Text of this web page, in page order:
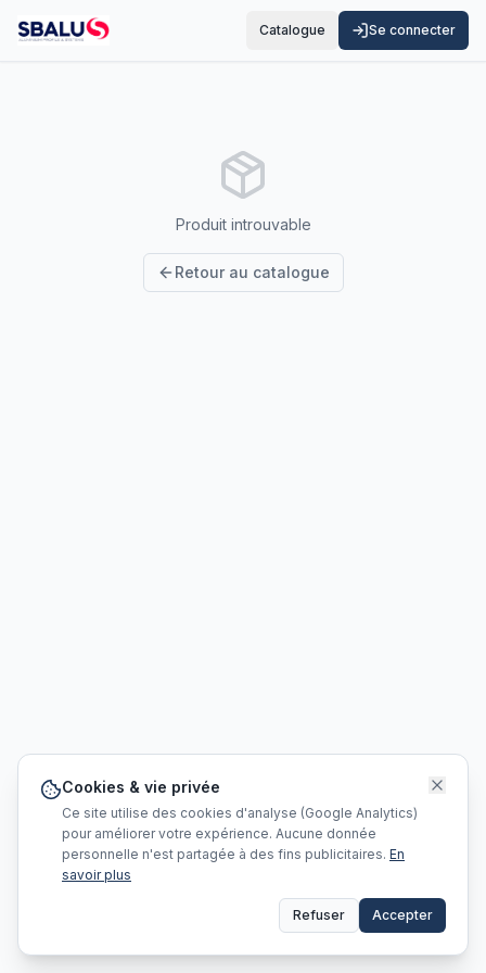
Catalogue Se connecter
Produit introuvable
Retour au catalogue
Cookies & vie privée
Ce site utilise des cookies d'analyse (Google Analytics)
pour améliorer votre expérience. Aucune donnée
personnelle n'est partagée à des fins publicitaires. En
savoir plus
Refuser Accepter